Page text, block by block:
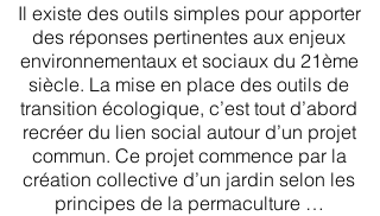
Il existe des outils simples pour apporter
des réponses pertinentes aux enjeux
environnementaux et sociaux du 21ème
siècle. La mise en place des outils de
transition écologique, c’est tout d’abord
recréer du lien social autour d’un projet
commun. Ce projet commence par la
création collective d’un jardin selon les
principes de la permaculture …